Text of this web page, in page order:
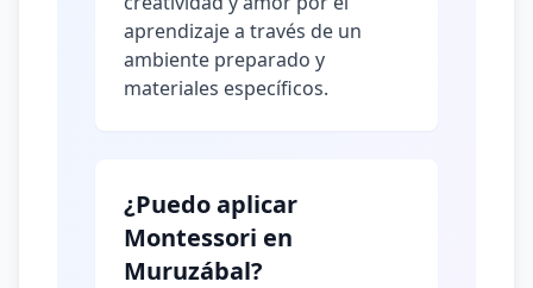
aprendizaje a través de un
ambiente preparado y
materiales específicos.
¿Puedo aplicar
Montessori en
Muruzábal?